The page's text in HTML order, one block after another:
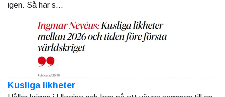
igen. Så här s...
Kusliga likheter